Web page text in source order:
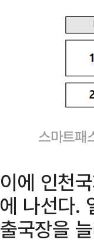
스마트패
이에 인천
에 나선다.
출국장을